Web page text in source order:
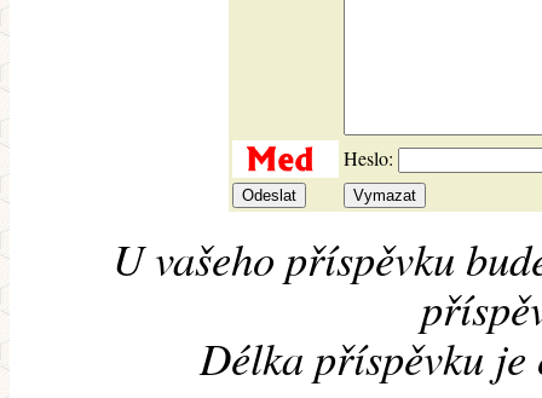
Heslo:
U vašeho příspěvku
Délka příspěvku je